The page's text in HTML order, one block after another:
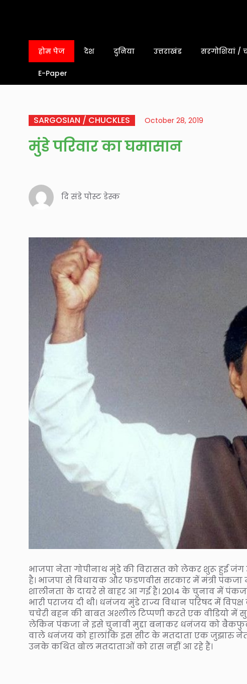
होम पेज देश दुनिया उत्तराखंड सरगोशियां
E-Paper
SARGOSIAN / CHUCKLES October 28, 2019
मुंडे परिवार का घमासान
दि संडे पोस्ट डेस्क
भाजपा नेता गोपीनाथ मुंडे की विरासत को लेकर शुरू हुई
है। भाजपा से विधायक और फडणवीस सरकार में मंत्री
शालीनता के दायरे से बाहर आ गई है। 2014 के चुनाव में
भारी पराजय दी थी। धनंजय मुंडे राज्य विधान परिषद में
चचेरी बहन की बाबत अश्लील टिप्पणी करते एक वीडियो में
लेकिन पंकजा ने इसे चुनावी मुद्दा बनाकर धनंजय को बैकफुट
वाले धनंजय को हालांकि इस सीट के मतदाता एक जुझारु
उनके कथित बोल मतदाताओं को रास नहीं आ रहे हैं।